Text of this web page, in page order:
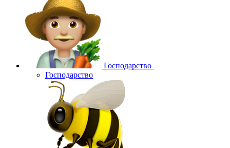
Господарство
Господарство